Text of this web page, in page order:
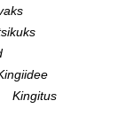
Kingitus